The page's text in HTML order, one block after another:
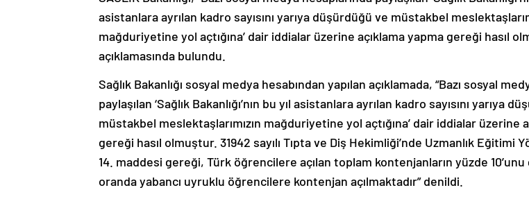
asistanlara ayrılan kadro sayısını yarıya düşürdüğü ve müstakbel
mağduriyetine yol açtığına’ dair iddialar üzerine açıklama yapma gereği hasıl
açıklamasında bulundu.
Sağlık Bakanlığı sosyal medya hesabından yapılan açıklamada, “Bazı sosyal
paylaşılan ‘Sağlık Bakanlığı’nın bu yıl asistanlara ayrılan kadro sayısını yarıya
müstakbel meslektaşlarımızın mağduriyetine yol açtığına’ dair iddialar üzerine
gereği hasıl olmuştur. 31942 sayılı Tıpta ve Diş Hekimliği’nde Uzmanlık Eğitimi
14. maddesi gereği, Türk öğrencilere açılan toplam kontenjanların yüzde
oranda yabancı uyruklu öğrencilere kontenjan açılmaktadır” denildi.